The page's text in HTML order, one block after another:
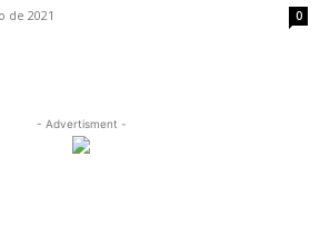
de 2021 0
- Advertisment -